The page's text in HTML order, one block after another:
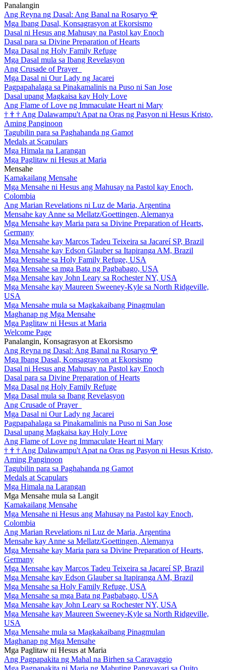
Panalangin
Ang Reyna ng Dasal: Ang Banal na Rosaryo 🌹
Mga Ibang Dasal, Konsagrasyon at Ekorsismo
Dasal ni Hesus ang Mahusay na Pastol kay Enoch
Dasal para sa Divine Preparation of Hearts
Mga Dasal ng Holy Family Refuge
Mga Dasal mula sa Ibang Revelasyon
Ang Crusade of Prayer
Mga Dasal ni Our Lady ng Jacarei
Pagpapahalaga sa Pinakamalinis na Puso ni San Jose
Dasal upang Magkaisa kay Holy Love
Ang Flame of Love ng Immaculate Heart ni Mary
† † † Ang Dalawampu't Apat na Oras ng Pasyon ni Hesus Kristo,
Aming Panginoon
Tagubilin para sa Paghahanda ng Gamot
Medals at Scapulars
Mga Himala na Larangan
Mga Paglitaw ni Hesus at Maria
Mensahe
Kamakailang Mensahe
Mga Mensahe ni Hesus ang Mahusay na Pastol kay Enoch,
Colombia
Ang Marian Revelations ni Luz de Maria, Argentina
Mensahe kay Anne sa Mellatz/Goettingen, Alemanya
Mga Mensahe kay Maria para sa Divine Preparation of Hearts,
Germany
Mga Mensahe kay Marcos Tadeu Teixeira sa Jacareí SP, Brazil
Mga Mensahe kay Edson Glauber sa Itapiranga AM, Brazil
Mga Mensahe sa Holy Family Refuge, USA
Mga Mensahe sa mga Bata ng Pagbabago, USA
Mga Mensahe kay John Leary sa Rochester NY, USA
Mga Mensahe kay Maureen Sweeney-Kyle sa North Ridgeville,
USA
Mga Mensahe mula sa Magkakaibang Pinagmulan
Maghanap ng Mga Mensahe
Mga Paglitaw ni Hesus at Maria
Welcome Page
Panalangin, Konsagrasyon at Ekorsismo
Ang Reyna ng Dasal: Ang Banal na Rosaryo 🌹
Mga Ibang Dasal, Konsagrasyon at Ekorsismo
Dasal ni Hesus ang Mahusay na Pastol kay Enoch
Dasal para sa Divine Preparation of Hearts
Mga Dasal ng Holy Family Refuge
Mga Dasal mula sa Ibang Revelasyon
Ang Crusade of Prayer
Mga Dasal ni Our Lady ng Jacarei
Pagpapahalaga sa Pinakamalinis na Puso ni San Jose
Dasal upang Magkaisa kay Holy Love
Ang Flame of Love ng Immaculate Heart ni Mary
† † † Ang Dalawampu't Apat na Oras ng Pasyon ni Hesus Kristo,
Aming Panginoon
Tagubilin para sa Paghahanda ng Gamot
Medals at Scapulars
Mga Himala na Larangan
Mga Mensahe mula sa Langit
Kamakailang Mensahe
Mga Mensahe ni Hesus ang Mahusay na Pastol kay Enoch,
Colombia
Ang Marian Revelations ni Luz de Maria, Argentina
Mensahe kay Anne sa Mellatz/Goettingen, Alemanya
Mga Mensahe kay Maria para sa Divine Preparation of Hearts,
Germany
Mga Mensahe kay Marcos Tadeu Teixeira sa Jacareí SP, Brazil
Mga Mensahe kay Edson Glauber sa Itapiranga AM, Brazil
Mga Mensahe sa Holy Family Refuge, USA
Mga Mensahe sa mga Bata ng Pagbabago, USA
Mga Mensahe kay John Leary sa Rochester NY, USA
Mga Mensahe kay Maureen Sweeney-Kyle sa North Ridgeville,
USA
Mga Mensahe mula sa Magkakaibang Pinagmulan
Maghanap ng Mga Mensahe
Mga Paglitaw ni Hesus at Maria
Ang Pagpapakita ng Mahal na Birhen sa Caravaggio
Mga Pagpapakita ni Maria ng Mabuting Pangyayari sa Quito